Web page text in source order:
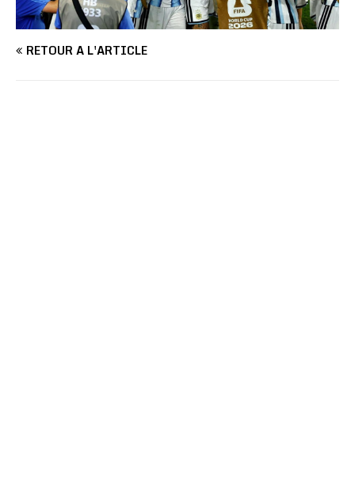
RETOUR À L'ARTICLE